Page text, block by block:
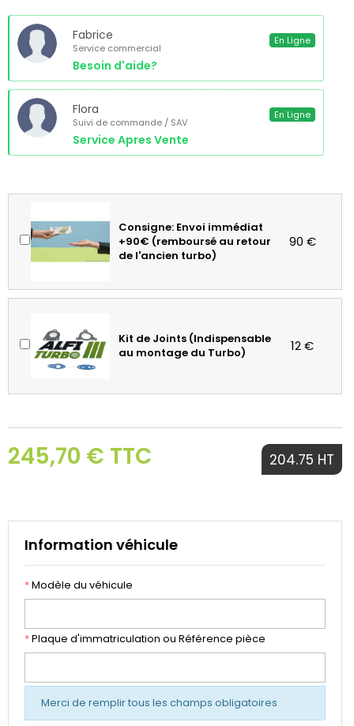
Fabrice
Service commercial
Besoin d'aide?
En Ligne
Flora
Suivi de commande / SAV
Service Apres Vente
En Ligne
Consigne: Envoi immédiat
+90€ (remboursé au retour
de l'ancien turbo)
90 €
Kit de Joints (Indispensable
au montage du Turbo)
12 €
245,70 € TTC 204.75 HT
Information véhicule
*Modèle du véhicule
*Plaque d'immatriculation ou Référence pièce
Merci de remplir tous les champs obligatoires